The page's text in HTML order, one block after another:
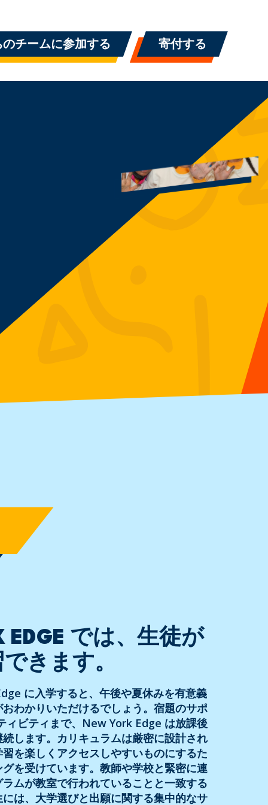
のチームに参加する 寄付する
EDGE では、生徒が
きます。
に入学すると、午後や夏休みを有意義
わかりいただけるでしょう。宿題のサポ
ィビティまで、New York Edge は放課後
します。カリキュラムは厳密に設計され
を楽しくアクセスしやすいものにするた
を受けています。教師や学校と緊密に連
ムが教室で行われていることと一致する
は、大学選びと出願に関する集中的なサ